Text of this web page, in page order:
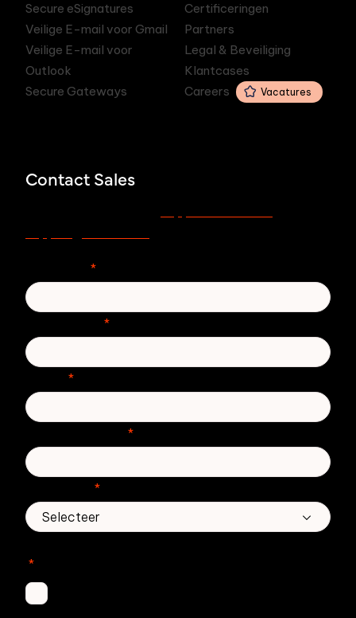
Secure eSignatures
Veilige E-mail voor Gmail
Veilige E-mail voor
Outlook
Secure Gateways
Certificeringen
Partners
Legal & Beveiliging
Klantcases
Careers
Vacatures
Contact Sales
*
*
*
*
*
*